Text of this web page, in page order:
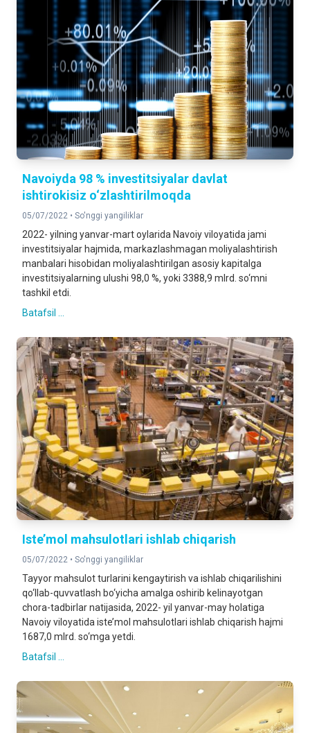
Navoiyda 98 % investitsiyalar davlat
ishtirokisiz o‘zlashtirilmoqda
05/07/2022 • So'nggi yangiliklar
2022- yilning yanvar-mart oylarida Navoiy viloyatida jami
investitsiyalar hajmida, markazlashmagan moliyalashtirish
manbalari hisobidan moliyalashtirilgan asosiy kapitalga
investitsiyalarning ulushi 98,0 %, yoki 3388,9 mlrd. so‘mni
tashkil etdi.
Batafsil ...
Iste’mol mahsulotlari ishlab chiqarish
05/07/2022 • So'nggi yangiliklar
Tayyor mahsulot turlarini kengaytirish va ishlab chiqarilishini
qo‘llab-quvvatlash bo‘yicha amalga oshirib kelinayotgan
chora-tadbirlar natijasida, 2022- yil yanvar-may holatiga
Navoiy viloyatida iste’mol mahsulotlari ishlab chiqarish hajmi
1687,0 mlrd. so‘mga yetdi.
Batafsil ...